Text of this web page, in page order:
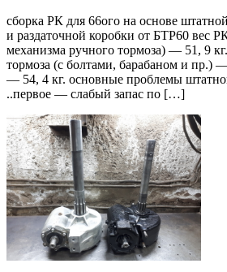
сборка РК для 66ого на основе
и раздаточной коробки от БТР60 вес
механизма ручного тормоза) — 51, 9
тормоза (с болтами, барабаном и пр.)
— 54, 4 кг. основные проблемы
..первое — слабый запас по […]